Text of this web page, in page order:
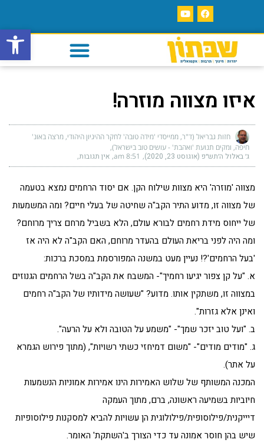
פתח
איזו מצווה מוזרה!
חזות גבריאל (ד"ר, ממייסדי 'מידה טובה' לחקר ההיגיון היהודי, מרצה באונ'
חיפה, ומקים תנועת 'ואהבת' - עושים טוב בישראל)
ג׳ באלול ה׳תש״פ (אוגוסט 23, 2020) 8:51 am אין תגובות
מצווה 'מוזרה' היא מצוות שילוח הקן. אם יסוד הרחמים נמצא בטעמה
של מצווה זו, מדוע התיר הקב"ה שחיטה של בעלי חיים? ומה המשמעות
של ייחוס מידת רחמים לבורא עולם, הלא בשביל מרחם צריך מרוחם?
ומה היה לפני בריאת העולם בהעדר מרוחם, האם הקב"ה לא היה אז
'בעל הרחמים'?! נעיין מעט במשנה המפורסמת במסכת ברכות:
א. "על קן צפור יגיעו רחמיך"- המשבח את הקב"ה בשל הרחמים הגנוזים
במצווה זו, משתקין אותו. מדוע? "שעושה מידותיו של הקב"ה רחמים
ואינן אלא גזרות".
ב. "ועל טוב יזכר שמך"- "משמע על הטובה ולא על הרעה".
ג. "מודים מודים"- "משום דמיחזי כשתי רשויות", (מתוך פירוש הגמרא
על אתר).
המכנה המשותף של שלוש האמירות הינו אמירות אמוניות הנשמעות
חיוביות בשמיעה ראשונה, ברם, מתוך העמקה
דיייקנית/פילוסופית/פילולוגית הן עשויות להביא למסקנות פילוסופיות
שיש בהן חוסר אמונה עד כדי הצורך ב'השתקת' האומר.